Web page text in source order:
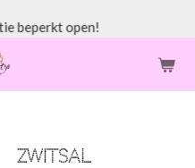
beperkt open!
Zwitsal